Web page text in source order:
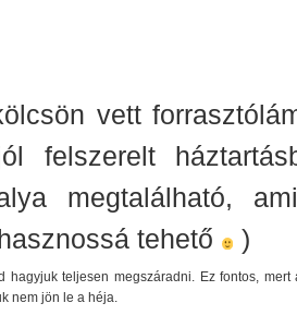
vett
felszerelt
megtalálható,
tehető
)
hagyjuk teljesen megszáradni. Ez fontos, mert
nem jön le a héja.